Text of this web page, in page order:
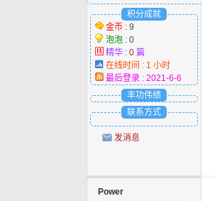
积分成就
金币 : 9
泡泡 : 0
精华 : 0篇
在线时间 : 1 小时
最后登录 : 2021-6-6
丰功伟绩
联系方式
发消息
Power